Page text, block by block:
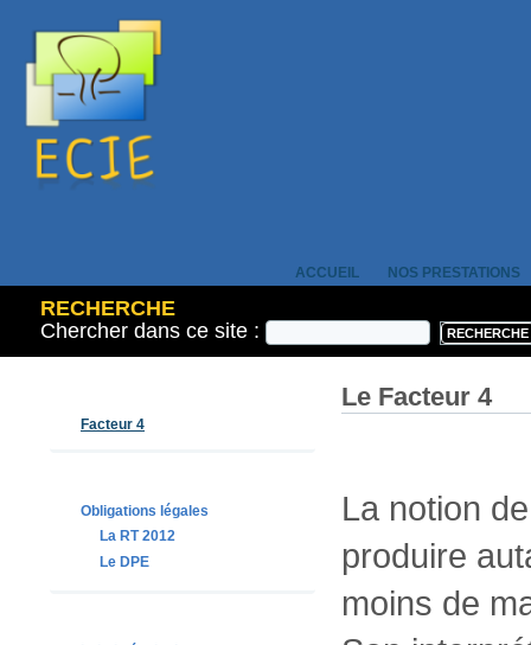
ACCUEIL NOS PRESTATIONS
RECHERCHE
Chercher dans ce site :
Facteur 4
Obligations légales
La RT 2012
Le DPE
Le Facteur 4
La notion
produire
moins de